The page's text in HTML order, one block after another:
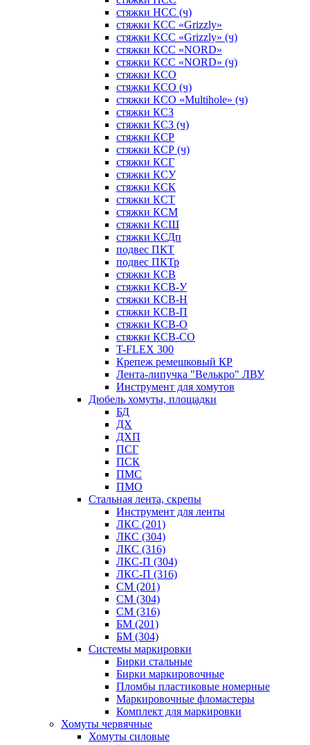
стяжки НСС (ч)
стяжки КСС «Grizzly»
стяжки КСС «Grizzly» (ч)
стяжки КСС «NORD»
стяжки КСС «NORD» (ч)
стяжки КСО
стяжки КСО (ч)
стяжки КСО «Multihole» (ч)
стяжки КСЗ
стяжки КСЗ (ч)
стяжки КСР
стяжки КСР (ч)
стяжки КСГ
стяжки КСУ
стяжки КСК
стяжки КСТ
стяжки КСМ
стяжки КСШ
стяжки КСДп
подвес ПКТ
подвес ПКТр
стяжки КСВ
стяжки КСВ-У
стяжки КСВ-Н
стяжки КСВ-П
стяжки КСВ-О
стяжки КСВ-СО
T-FLEX 300
Крепеж ремешковый КР
Лента-липучка "Велькро" ЛВУ
Инструмент для хомутов
Дюбель хомуты, площадки
БД
ДХ
ДХП
ПСГ
ПСК
ПМС
ПМО
Стальная лента, скрепы
Инструмент для ленты
ЛКС (201)
ЛКС (304)
ЛКС (316)
ЛКС-П (304)
ЛКС-П (316)
СМ (201)
СМ (304)
СМ (316)
БМ (201)
БМ (304)
Системы маркировки
Бирки стальные
Бирки маркировочные
Пломбы пластиковые номерные
Маркировочные фломастеры
Комплект для маркировки
Хомуты червячные
Хомуты силовые